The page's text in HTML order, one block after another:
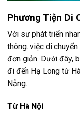
Phương Tiện Di
Với sự phát triển
thông, việc di
đơn giản. Dưới đây,
đi đến Hạ Long từ
Nẵng.
Từ Hà Nội